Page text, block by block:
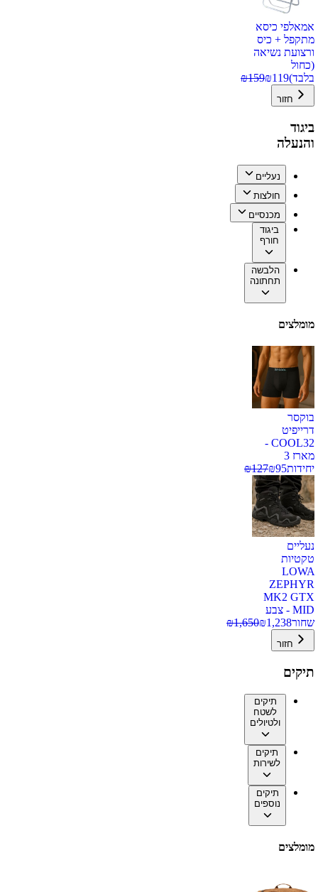
אמאלפי כיסא
מתקפל + כיס
ורצועת נשיאה
(כחול
בלבד)
₪119
₪159
חזור
ביגוד
והנעלה
נעליים
חולצות
מכנסיים
ביגוד
חורף
הלבשה
תחתונה
מומלצים
בוקסר
דרייפיט
COOL32 -
מארז 3
יחידות
₪95
₪127
נעליים
טקטיות
LOWA
ZEPHYR
MK2 GTX
MID - צבע
שחור
₪1,238
₪1,650
חזור
תיקים
תיקים
לשטח
ולטיולים
תיקים
לשירות
תיקים
נוספים
מומלצים